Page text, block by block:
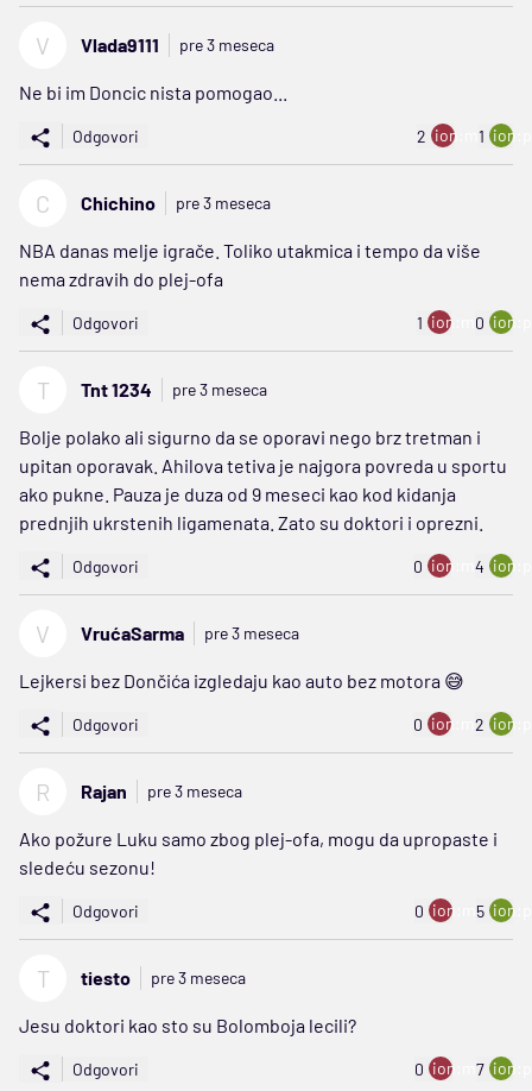
V Vlada9111 pre 3 meseca
Ne bi im Doncic nista pomogao...
Odgovori 2 ion:minus
1
C Chichino pre 3 meseca
NBA danas melje igrače. Toliko utakmica i tempo da više
nema zdravih do plej-ofa
Odgovori 1 ion:minus
0
T Tnt 1234 pre 3 meseca
Bolje polako ali sigurno da se oporavi nego brz tretman i
upitan oporavak. Ahilova tetiva je najgora povreda u sportu
ako pukne. Pauza je duza od 9 meseci kao kod kidanja
prednjih ukrstenih ligamenata. Zato su doktori i oprezni.
Odgovori 0 ion:minus
4
V VrućaSarma pre 3 meseca
Lejkersi bez Dončića izgledaju kao auto bez motora 😅
Odgovori 0 ion:minus
2
R Rajan pre 3 meseca
Ako požure Luku samo zbog plej-ofa, mogu da upropaste i
sledeću sezonu!
Odgovori 0 ion:minus
5
T tiesto pre 3 meseca
Jesu doktori kao sto su Bolomboja lecili?
Odgovori 0 ion:minus
7